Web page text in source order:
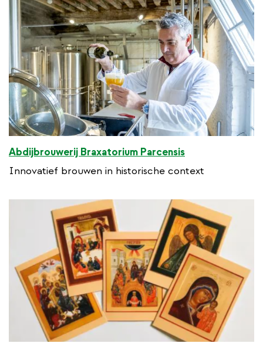
Abdijbrouwerij Braxatorium Parcensis
Innovatief brouwen in historische context